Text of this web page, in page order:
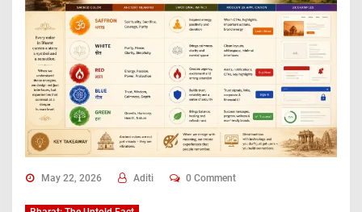
May 22, 2026 Aditi 0 Comment